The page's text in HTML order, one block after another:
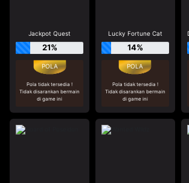
Jackpot Quest
21%
Pola tidak tersedia !
Tidak disarankan bermain
di game ini
Lucky Fortune Cat
14%
Pola tidak tersedia !
Tidak disarankan bermain
di game ini